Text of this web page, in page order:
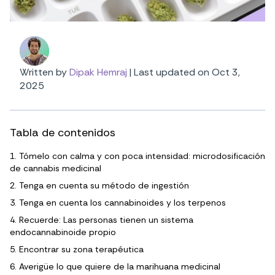
Written byDipak Hemraj | Last updated on Oct 3,
2025
Tabla de contenidos
1. Tómelo con calma y con poca intensidad: microdosificación
de cannabis medicinal
2. Tenga en cuenta su método de ingestión
3. Tenga en cuenta los cannabinoides y los terpenos
4. Recuerde: Las personas tienen un sistema
endocannabinoide propio
5. Encontrar su zona terapéutica
6. Averigüe lo que quiere de la marihuana medicinal